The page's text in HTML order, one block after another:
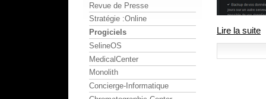
Lire la suite
Revue de Presse
Stratégie :Online
Progiciels
SelineOS
MedicalCenter
Monolith
Concierge-Informatique